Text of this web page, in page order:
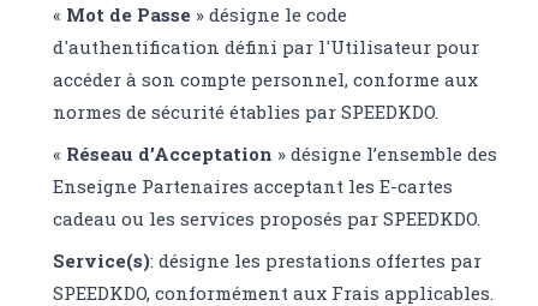
« Mot de Passe » désigne le code
d'authentification défini par l'Utilisateur pour
accéder à son compte personnel, conforme aux
normes de sécurité établies par SPEEDKDO.
« Réseau d’Acceptation » désigne l’ensemble des
Enseigne Partenaires acceptant les E-cartes
cadeau ou les services proposés par SPEEDKDO.
Service(s): désigne les prestations offertes par
SPEEDKDO, conformément aux Frais applicables.